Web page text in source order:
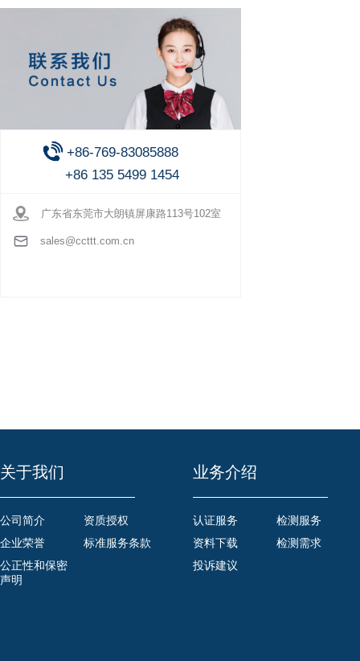
+86-769-83085888
+86 135 5499 1454
广东省东莞市大朗镇屏康路113号102室
sales@ccttt.com.cn
关于我们
公司简介
资质授权
企业荣誉
标准服务条款
公正性和保密
声明
业务介绍
认证服务
检测服务
资料下载
检测需求
投诉建议